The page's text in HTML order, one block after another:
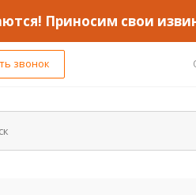
Приносим свои
звонок